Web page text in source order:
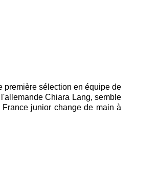
première sélection en équipe de
Chiara Lang, semble
junior change de main à